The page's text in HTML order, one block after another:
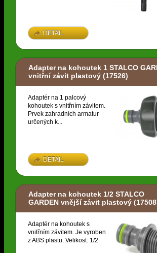
DETAIL
Adapter na kohoutek 1 STALCO
vnitřní závit plastový (17526)
Adaptér na 1 palcový
kohoutek s vnitřním závitem.
Prvek zahradních armatur
určených k...
DETAIL
Adapter na kohoutek 1/2 STALCO
GARDEN vnější závit plastový
Adaptér na kohoutek s
vnitřním závitem. Je vyroben
z ABS plastu. Velikost: 1/2.